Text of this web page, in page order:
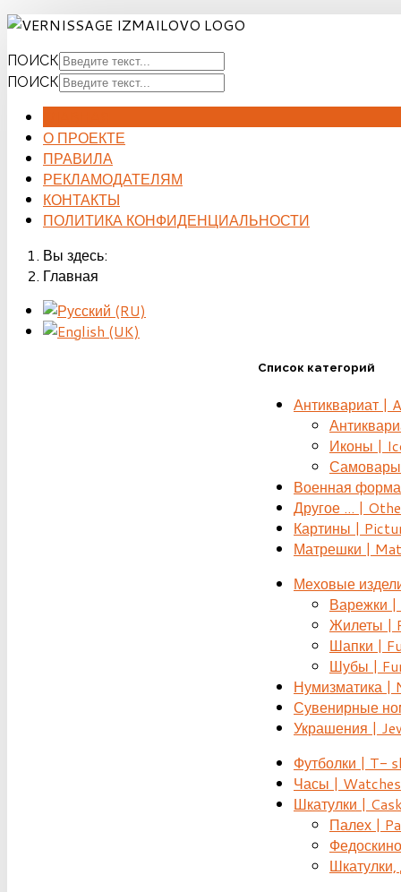
ПОИСК
ПОИСК
О ПРОЕКТЕ
ПРАВИЛА
РЕКЛАМОДАТЕЛЯМ
КОНТАКТЫ
ПОЛИТИКА КОНФИДЕНЦИАЛЬНОСТИ
Вы здесь:
Главная
Список категорий
Антиквариат |
Иконы |
Военная
Другое ... |
Картины |
Матрешки |
Меховые
Варежки
Жилеты |
Шапки |
Шубы |
Нумизматика |
Сувенирные
Украшения |
Футболки | T-
Часы | Watches
Шкатулки |
Палех |